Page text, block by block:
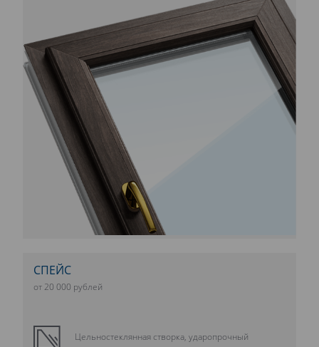
СПЕЙС
от 20 000 рублей
Цельностеклянная створка, ударопрочный